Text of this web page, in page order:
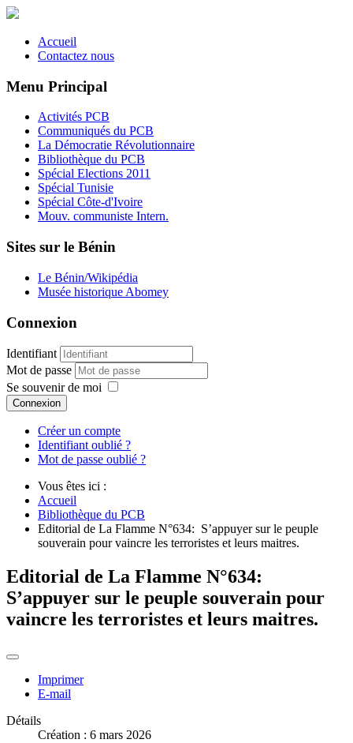
Accueil
Contactez nous
Menu Principal
Activités PCB
Communiqués du PCB
La Démocratie Révolutionnaire
Bibliothèque du PCB
Spécial Elections 2011
Spécial Tunisie
Spécial Côte-d'Ivoire
Mouv. communiste Intern.
Sites sur le Bénin
Le Bénin/Wikipédia
Musée historique Abomey
Connexion
Identifiant
Mot de passe
Se souvenir de moi
Connexion
Créer un compte
Identifiant oublié ?
Mot de passe oublié ?
Vous êtes ici :
Accueil
Bibliothèque du PCB
Editorial de La Flamme N°634: S’appuyer sur le peuple
souverain pour vaincre les terroristes et leurs maitres.
Editorial de La Flamme N°634:
S’appuyer sur le peuple souverain pour
vaincre les terroristes et leurs maitres.
Imprimer
E-mail
Détails
Création : 6 mars 2026